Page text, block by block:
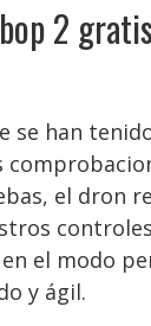
2
se han
el dron
el modo
y ágil.